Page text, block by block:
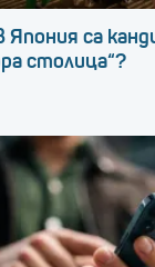
Япония са
столица“?